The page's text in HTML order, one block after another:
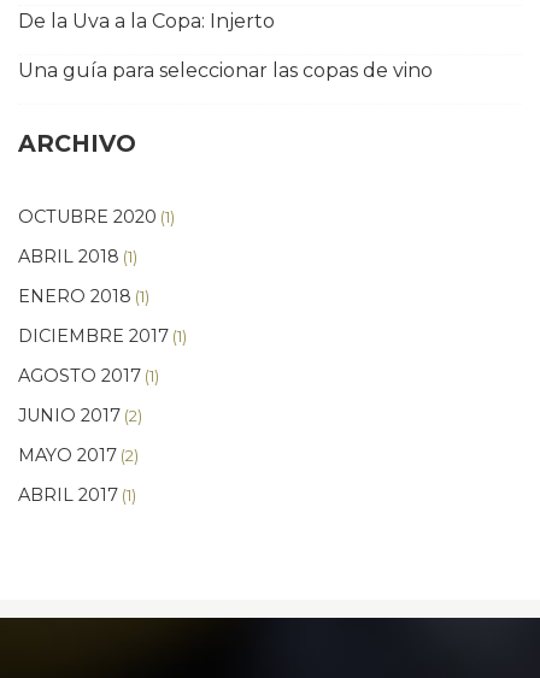
De la Uva a la Copa: Injerto
Una guía para seleccionar las copas de vino
ARCHIVO
OCTUBRE 2020 (1)
ABRIL 2018 (1)
ENERO 2018 (1)
DICIEMBRE 2017 (1)
AGOSTO 2017 (1)
JUNIO 2017 (2)
MAYO 2017 (2)
ABRIL 2017 (1)